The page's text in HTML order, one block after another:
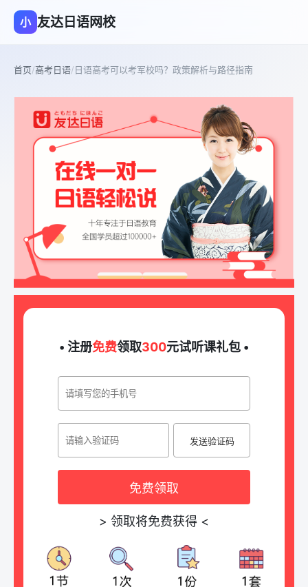
小 友达日语网校
首页/高考日语/日语高考可以考军校吗？政策解析与路径指南
• 注册免费领取300元试听课礼包 •
发送验证码
免费领取
> 领取将免费获得 <